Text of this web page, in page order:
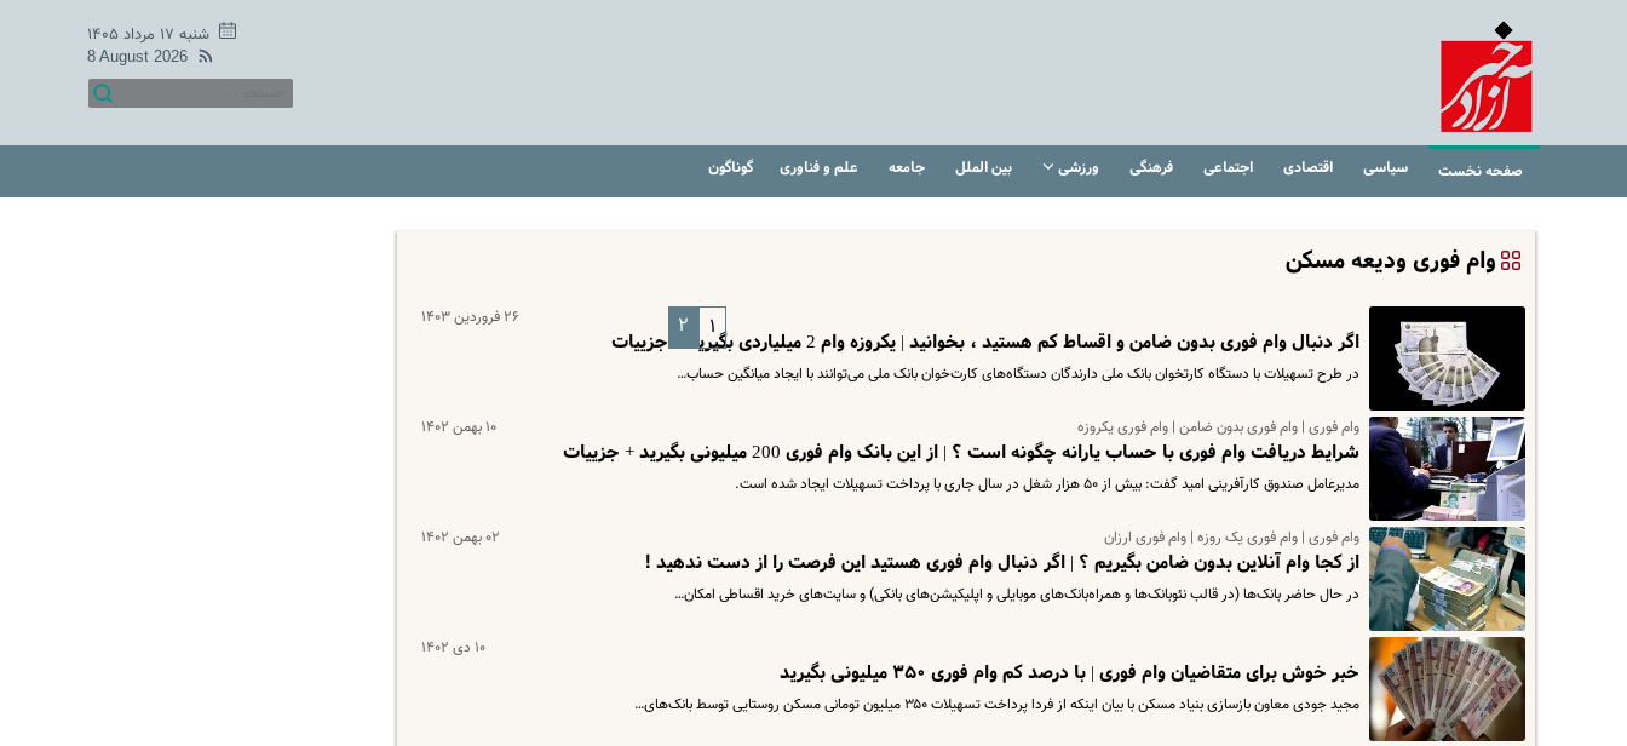
شنبه ۱۷ مرداد ۱۴۰۵
8 August 2026
صفحه نخست سیاسی اقتصادی اجتماعی فرهنگی ورزشی بین الملل جامعه علم و فناوری گوناگون
وام فوری ودیعه مسکن
۲۶ فروردین ۱۴۰۳
اگر دنبال وام فوری بدون ضامن و اقساط کم هستید ، بخوانید | یکروزه وام 2 میلیاردی بگیرید + جزییات
در طرح تسهیلات با دستگاه کارتخوان بانک ملی دارندگان دستگاه‌های کارت‌خوان بانک ملی می‌توانند با ایجاد میانگین حساب…
وام فوری | وام فوری بدون ضامن | وام فوری یکروزه ۱۰ بهمن ۱۴۰۲
شرایط دریافت وام فوری با حساب یارانه چگونه است ؟ | از این بانک وام فوری 200 میلیونی بگیرید + جزییات
مدیرعامل صندوق کارآفرینی امید گفت: بیش از ۵۰ هزار شغل در سال جاری با پرداخت تسهیلات ایجاد شده است.
وام فوری | وام فوری یک روزه | وام فوری ارزان ۰۲ بهمن ۱۴۰۲
از کجا وام آنلاین بدون ضامن بگیریم ؟ | اگر دنبال وام فوری هستید این فرصت را از دست ندهید !
در حال حاضر بانک‌ها (در قالب نئوبانک‌ها و همراه‌بانک‌های موبایلی و اپلیکیشن‌های بانکی) و سایت‌های خرید اقساطی امکان…
۱۰ دی ۱۴۰۲
خبر خوش برای متقاضیان وام فوری | با درصد کم وام فوری ۳۵۰ میلیونی بگیرید
مجید جودی معاون بازسازی بنیاد مسکن با بیان اینکه از فردا پرداخت تسهیلات ۳۵۰ میلیون تومانی مسکن روستایی توسط بانک‌های…
۱ ۲